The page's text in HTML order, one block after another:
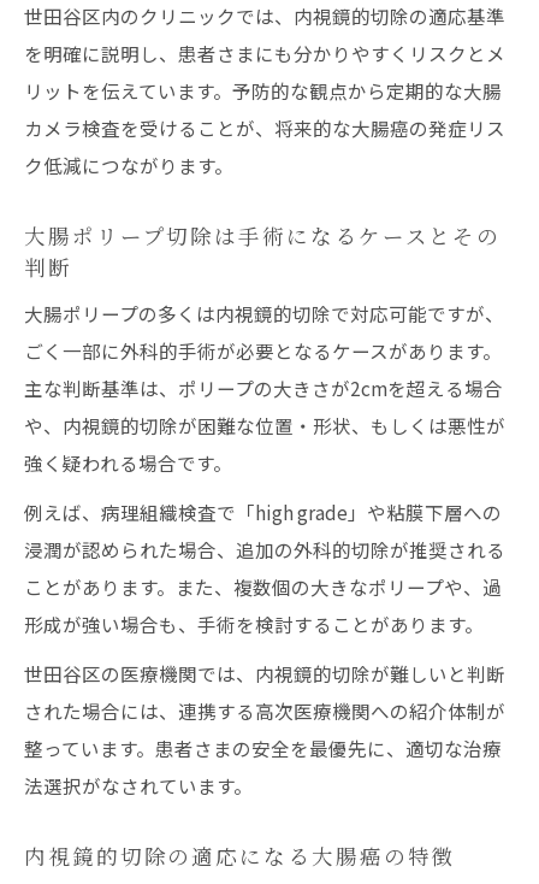
世田谷区内のクリニックでは、内視鏡的切除の適応基準
を明確に説明し、患者さまにも分かりやすくリスクとメ
リットを伝えています。予防的な観点から定期的な大腸
カメラ検査を受けることが、将来的な大腸癌の発症リス
ク低減につながります。
大腸ポリープ切除は手術になるケースとその
判断
大腸ポリープの多くは内視鏡的切除で対応可能ですが、
ごく一部に外科的手術が必要となるケースがあります。
主な判断基準は、ポリープの大きさが2cmを超える場合
や、内視鏡的切除が困難な位置・形状、もしくは悪性が
強く疑われる場合です。
例えば、病理組織検査で「high grade」や粘膜下層への
浸潤が認められた場合、追加の外科的切除が推奨される
ことがあります。また、複数個の大きなポリープや、過
形成が強い場合も、手術を検討することがあります。
世田谷区の医療機関では、内視鏡的切除が難しいと判断
された場合には、連携する高次医療機関への紹介体制が
整っています。患者さまの安全を最優先に、適切な治療
法選択がなされています。
内視鏡的切除の適応になる大腸癌の特徴